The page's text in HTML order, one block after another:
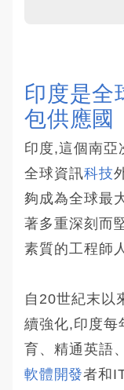
印度是全
包供應國
印度,這個南亞
全球資訊科技
夠成為全球最
著多重深刻而
素質的工程師
自20世紀末以
續強化,印度每
育、精通英語
軟體開發者和